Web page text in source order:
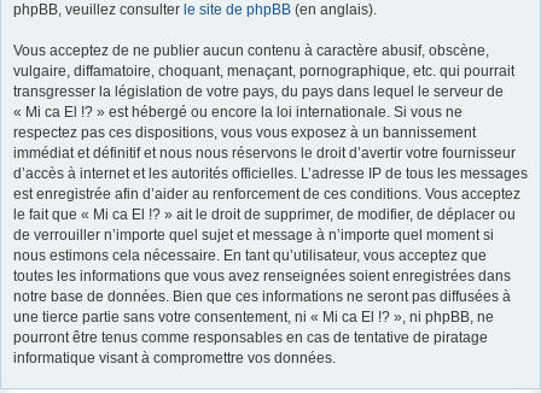
phpBB, veuillez consulter le site de phpBB (en anglais).
Vous acceptez de ne publier aucun contenu à caractère abusif, obscène,
vulgaire, diffamatoire, choquant, menaçant, pornographique, etc. qui pourrait
transgresser la législation de votre pays, du pays dans lequel le serveur de
« Mi ca El !? » est hébergé ou encore la loi internationale. Si vous ne
respectez pas ces dispositions, vous vous exposez à un bannissement
immédiat et définitif et nous nous réservons le droit d’avertir votre fournisseur
d’accès à internet et les autorités officielles. L’adresse IP de tous les messages
est enregistrée afin d’aider au renforcement de ces conditions. Vous acceptez
le fait que « Mi ca El !? » ait le droit de supprimer, de modifier, de déplacer ou
de verrouiller n’importe quel sujet et message à n’importe quel moment si
nous estimons cela nécessaire. En tant qu’utilisateur, vous acceptez que
toutes les informations que vous avez renseignées soient enregistrées dans
notre base de données. Bien que ces informations ne seront pas diffusées à
une tierce partie sans votre consentement, ni « Mi ca El !? », ni phpBB, ne
pourront être tenus comme responsables en cas de tentative de piratage
informatique visant à compromettre vos données.